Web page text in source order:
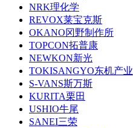
NRK理化学
REVOX莱宝克斯
OKANO冈野制作所
TOPCON拓普康
NEWKON新光
TOKISANGYO东机产业
S-VANS斯万斯
KURITA栗田
USHIO牛尾
SANEI三荣